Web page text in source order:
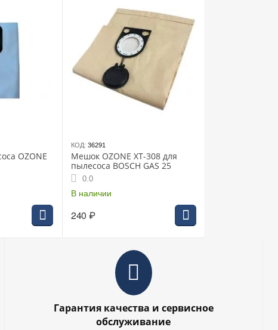
OZONE
КОД: 36291
Мешок OZONE XT-308 для
пылесоса BOSCH GAS 25
0.0
В наличии
240 ₽
Гарантия качества и сервисное
обслуживание